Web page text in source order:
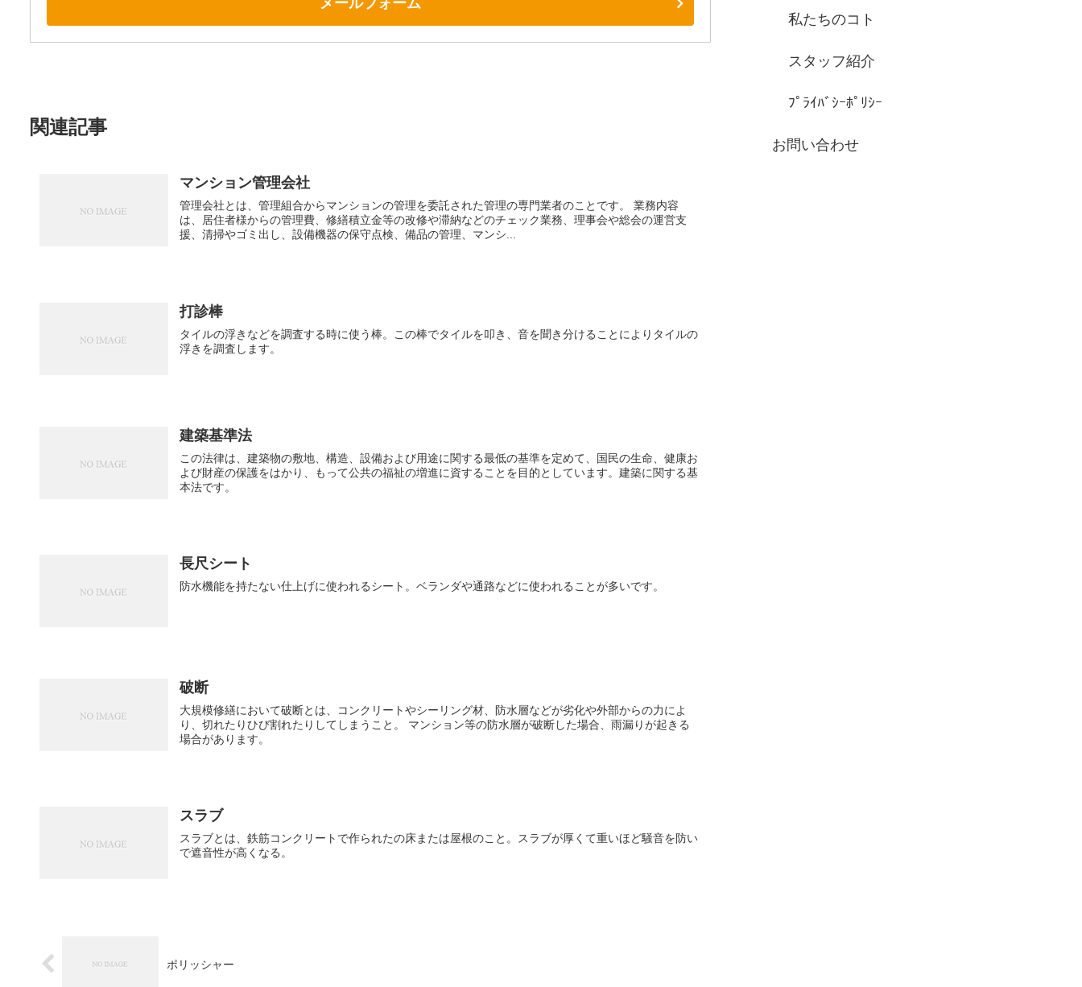
メールフォーム
関連記事
マンション管理会社
管理会社とは、管理組合からマンションの管理を委託された管理の専門業者のことです。 業務内容
は、居住者様からの管理費、修繕積立金等の改修や滞納などのチェック業務、理事会や総会の運営支
援、清掃やゴミ出し、設備機器の保守点検、備品の管理、マンシ...
打診棒
タイルの浮きなどを調査する時に使う棒。この棒でタイルを叩き、音を聞き分けることによりタイルの
浮きを調査します。
建築基準法
この法律は、建築物の敷地、構造、設備および用途に関する最低の基準を定めて、国民の生命、健康お
よび財産の保護をはかり、もって公共の福祉の増進に資することを目的としています。建築に関する基
本法です。
長尺シート
防水機能を持たない仕上げに使われるシート。ベランダや通路などに使われることが多いです。
破断
大規模修繕において破断とは、コンクリートやシーリング材、防水層などが劣化や外部からの力によ
り、切れたりひび割れたりしてしまうこと。 マンション等の防水層が破断した場合、雨漏りが起きる
場合があります。
スラブ
スラブとは、鉄筋コンクリートで作られたの床または屋根のこと。スラブが厚くて重いほど騒音を防い
で遮音性が高くなる。
ポリッシャー
私たちのコト
スタッフ紹介
ﾌﾟﾗｲﾊﾞｼｰﾎﾟﾘｼｰ
お問い合わせ